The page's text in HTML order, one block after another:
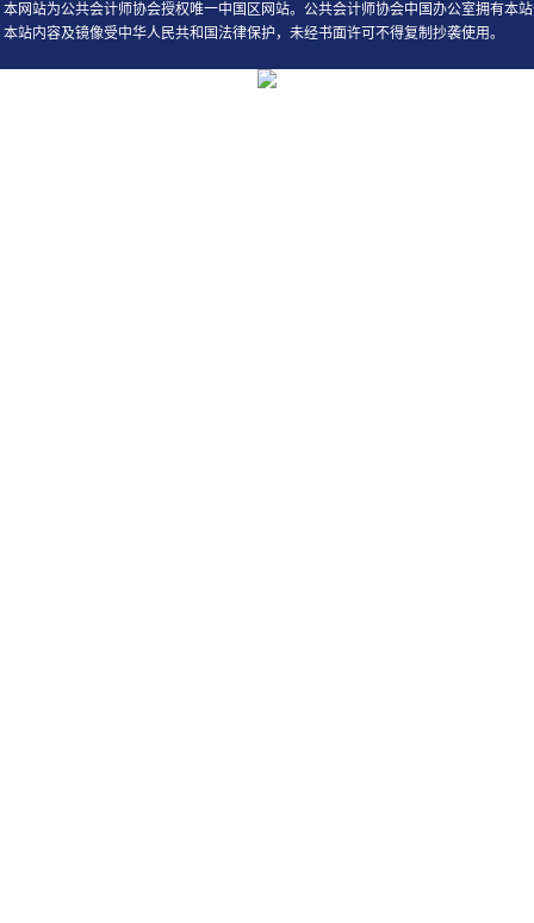
本网站为公共会计师协会授权唯一中国区网站。公共会计师协会中国办公室拥有本
本站内容及镜像受中华人民共和国法律保护，未经书面许可不得复制抄袭使用。